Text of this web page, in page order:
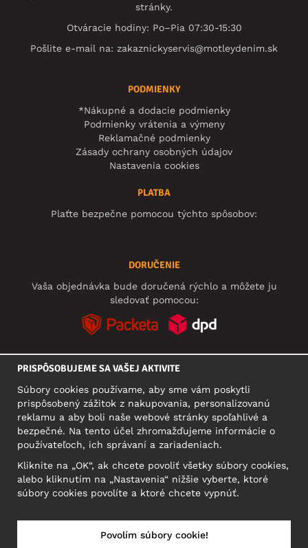
stránky.
Otváracie hodiny: Po–Pia 07:30-15:30
Pošlite e-mail na: zakaznickyservis@motleydenim.sk
PODMIENKY
*Nákupné a dodacie podmienky
Podmienky vrátenia a výmeny
Reklamačné podmienky
Zásady ochrany osobných údajov
Nastavenia cookies
PLATBA
Plaťte bezpečne pomocou týchto spôsobov:
DORUČENIE
Vaša objednávka bude doručená rýchlo a môžete ju
sledovať pomocou:
SÍDLO
Narva mnt 5, EE-10117 Tallinn
Reg: 12356245
PRISPÔSOBUJEME SA VAŠEJ AKTIVITE
Súbory cookies používame, aby sme vám poskytli
prispôsobený zážitok z nakupovania, personalizovanú
reklamu a aby boli naše webové stránky spoľahlivé a
bezpečné. Na tento účel zhromažďujeme informácie o
používateľoch, ich správaní a zariadeniach.
Kliknite na „OK“, ak chcete povoliť všetky súbory cookies,
alebo kliknutím na „Nastavenia“ nižšie vyberte, ktoré
súbory cookies povolíte a ktoré chcete vypnúť.
Povolím súbory cookie!